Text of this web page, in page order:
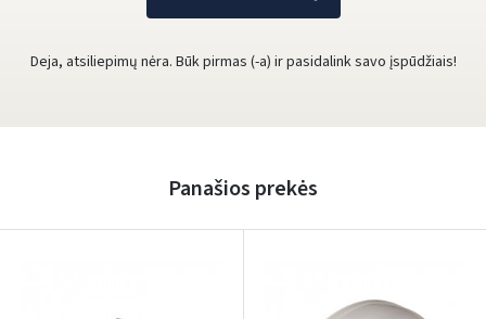
Deja, atsiliepimų nėra. Būk pirmas (-a) ir pasidalink savo įspūdžiais!
Panašios prekės